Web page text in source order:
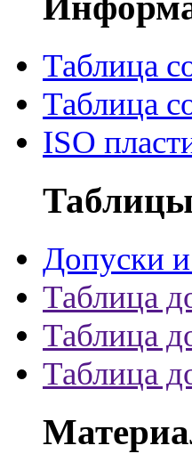
Таблица
Таблица
ISO
Таблицы
Допуски
Таблица
Таблица
Таблица